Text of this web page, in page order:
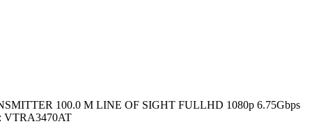
100.0 M LINE OF SIGHT FULLHD 1080p 6.75Gbps
VTRA3470AT